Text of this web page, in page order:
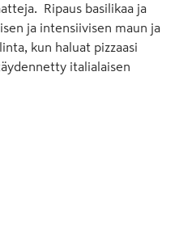
Ripaus basilikaa ja
ja intensiivisen maun ja
kun haluat pizzaasi
italialaisen